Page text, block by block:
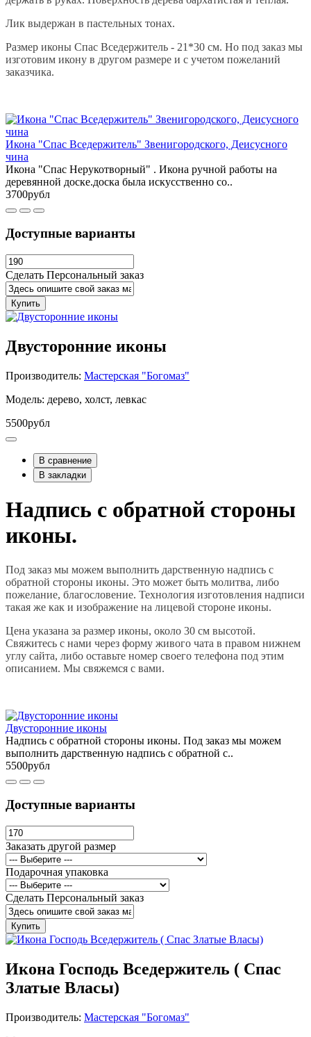
Лик выдержан в пастельных тонах.
Размер иконы Спас Вседержитель - 21*30 см. Но под заказ мы
изготовим икону в другом размере и с учетом пожеланий
заказчика.
Икона "Спас Вседержитель" Звенигородского, Деисусного
чина
Икона "Спас Нерукотворный" . Икона ручной работы на
деревянной доске.доска была искусственно со..
3700рубл
Доступные варианты
Сделать Персональный заказ
Купить
Двусторонние иконы
Производитель: Мастерская "Богомаз"
Модель: дерево, холст, левкас
5500рубл
В сравнение
В закладки
Надпись с обратной стороны
иконы.
Под заказ мы можем выполнить дарственную надпись с
обратной стороны иконы. Это может быть молитва, либо
пожелание, благословение. Технология изготовления надписи
такая же как и изображение на лицевой стороне иконы.
Цена указана за размер иконы, около 30 см высотой.
Свяжитесь с нами через форму живого чата в правом нижнем
углу сайта, либо оставьте номер своего телефона под этим
описанием. Мы свяжемся с вами.
Двусторонние иконы
Надпись с обратной стороны иконы. Под заказ мы можем
выполнить дарственную надпись с обратной с..
5500рубл
Доступные варианты
Заказать другой размер
Подарочная упаковка
Сделать Персональный заказ
Купить
Икона Господь Вседержитель ( Спас
Златые Власы)
Производитель: Мастерская "Богомаз"